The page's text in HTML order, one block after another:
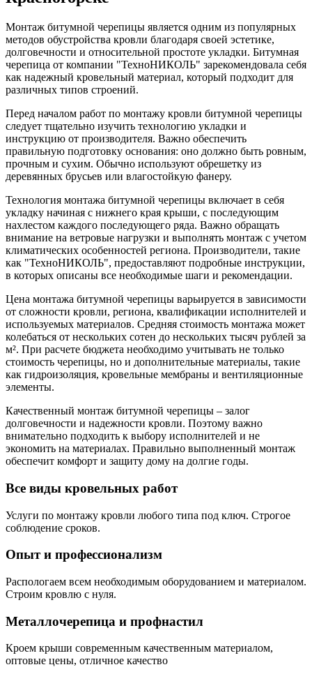
Монтаж битумной черепицы является одним из популярных
методов обустройства кровли благодаря своей эстетике,
долговечности и относительной простоте укладки. Битумная
черепица от компании "ТехноНИКОЛЬ" зарекомендовала себя
как надежный кровельный материал, который подходит для
различных типов строений.
Перед началом работ по монтажу кровли битумной черепицы
следует тщательно изучить технологию укладки и
инструкцию от производителя. Важно обеспечить
правильную подготовку основания: оно должно быть ровным,
прочным и сухим. Обычно используют обрешетку из
деревянных брусьев или влагостойкую фанеру.
Технология монтажа битумной черепицы включает в себя
укладку начиная с нижнего края крыши, с последующим
нахлестом каждого последующего ряда. Важно обращать
внимание на ветровые нагрузки и выполнять монтаж с учетом
климатических особенностей региона. Производители, такие
как "ТехноНИКОЛЬ", предоставляют подробные инструкции,
в которых описаны все необходимые шаги и рекомендации.
Цена монтажа битумной черепицы варьируется в зависимости
от сложности кровли, региона, квалификации исполнителей и
используемых материалов. Средняя стоимость монтажа может
колебаться от нескольких сотен до нескольких тысяч рублей за
м². При расчете бюджета необходимо учитывать не только
стоимость черепицы, но и дополнительные материалы, такие
как гидроизоляция, кровельные мембраны и вентиляционные
элементы.
Качественный монтаж битумной черепицы – залог
долговечности и надежности кровли. Поэтому важно
внимательно подходить к выбору исполнителей и не
экономить на материалах. Правильно выполненный монтаж
обеспечит комфорт и защиту дому на долгие годы.
Все виды кровельных работ
Услуги по монтажу кровли любого типа под ключ. Строгое
соблюдение сроков.
Опыт и профессионализм
Распологаем всем необходимым оборудованием и материалом.
Строим кровлю с нуля.
Металлочерепица и профнастил
Кроем крыши современным качественным материалом,
оптовые цены, отличное качество